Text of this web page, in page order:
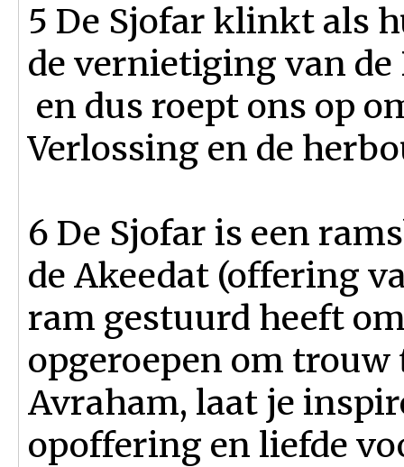
5 De Sjofar klinkt als
de vernietiging van
en dus roept ons op
Verlossing en de
6 De Sjofar is een
de Akeedat (offering
ram gestuurd heeft
opgeroepen om trouw
Avraham, laat je
opoffering en liefde